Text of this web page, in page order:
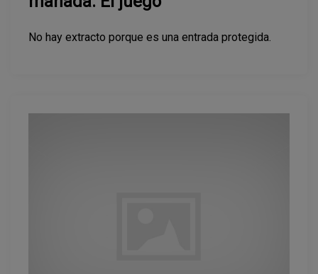
No hay extracto porque es una entrada protegida.